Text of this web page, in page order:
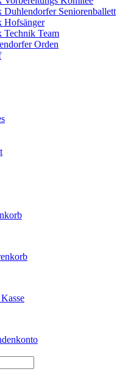
Duhlendorfer Seniorenballett
Hofsänger
Technik Team
Orden